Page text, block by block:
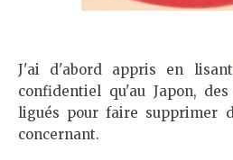
J'ai d'abord appris en
confidentiel qu'au Japon,
ligués pour faire supprimer
concernant.